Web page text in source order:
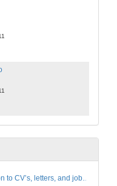
An introduction to CV’s, letters, and job searching